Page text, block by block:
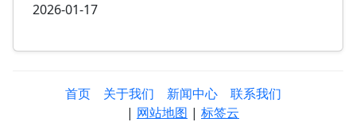
2026-01-17
首页 关于我们 新闻中心
联系我们
| 网站地图 | 标签云